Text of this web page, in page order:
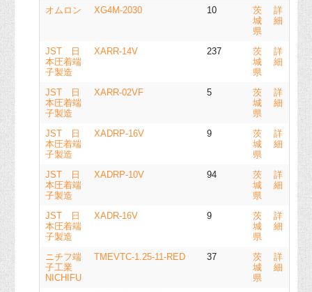
オムロン XG4M-2030 10
茨
城
県
詳
細
JST 日
本圧着端
子製造
XARR-14V 237
茨
城
県
詳
細
JST 日
本圧着端
子製造
XARR-02VF 5
茨
城
県
詳
細
JST 日
本圧着端
子製造
XADRP-16V 9
茨
城
県
詳
細
JST 日
本圧着端
子製造
XADRP-10V 94
茨
城
県
詳
細
JST 日
本圧着端
子製造
XADR-16V 9
茨
城
県
詳
細
ニチフ端
子工業
NICHIFU
TMEVTC-1.25-11-RED 37
茨
城
県
詳
細